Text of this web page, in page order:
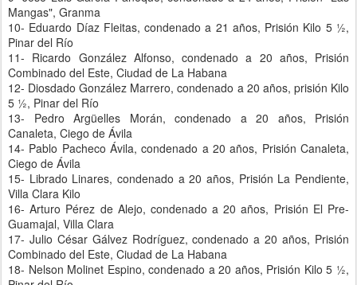
Mangas", Granma
10- Eduardo Díaz Fleitas, condenado a 21 años, Prisión Kilo 5 ½,
Pinar del Río
11- Ricardo González Alfonso, condenado a 20 años, Prisión
Combinado del Este, Ciudad de La Habana
12- Diosdado González Marrero, condenado a 20 años, prisión Kilo
5 ½, Pinar del Río
13- Pedro Argüelles Morán, condenado a 20 años, Prisión
Canaleta, Ciego de Ávila
14- Pablo Pacheco Ávila, condenado a 20 años, Prisión Canaleta,
Ciego de Ávila
15- Librado Linares, condenado a 20 años, Prisión La Pendiente,
Villa Clara Kilo
16- Arturo Pérez de Alejo, condenado a 20 años, Prisión El Pre-
Guamajal, Villa Clara
17- Julio César Gálvez Rodríguez, condenado a 20 años, Prisión
Combinado del Este, Ciudad de La Habana
18- Nelson Molinet Espino, condenado a 20 años, Prisión Kilo 5 ½,